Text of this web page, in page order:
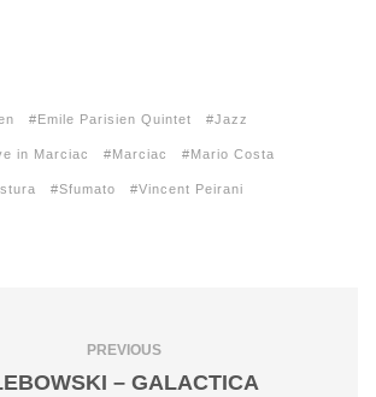
Emile Parisien Quintet Jazz
in Marciac Marciac Mario Costa
Sfumato Vincent Peirani
PREVIOUS
– GALACTICA